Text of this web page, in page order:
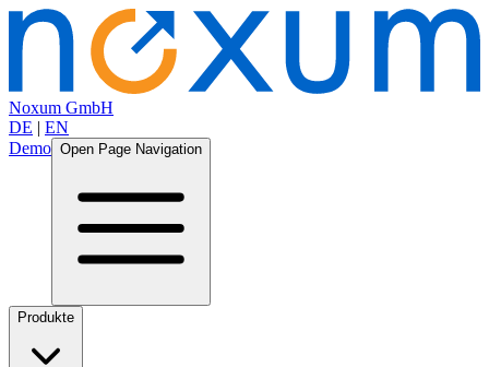
Noxum GmbH
DE | EN
Demo Open Page Navigation
Produkte